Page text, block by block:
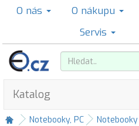
O nás O nákupu
Servis
Katalog
Notebooky, PC